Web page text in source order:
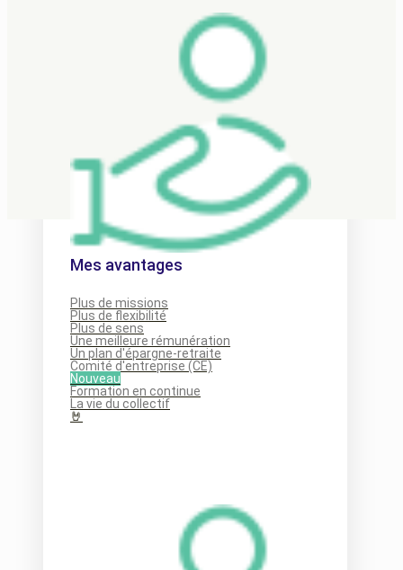
Mes avantages
Plus de missions
Plus de flexibilité
Plus de sens
Une meilleure rémunération
Un plan d'épargne-retraite
Comité d'entreprise (CE)
Nouveau
Formation en continue
La vie du collectif
🤘